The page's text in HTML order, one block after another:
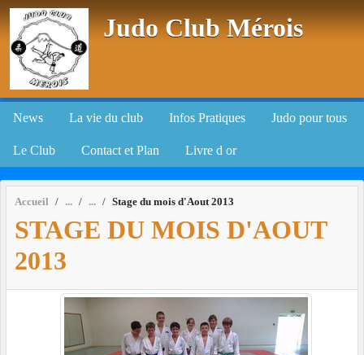
Judo Club Mérois
News La vie du club Infos Pratiques Judo pour tous
Le Club Contact et Plan Livre d or
Accueil Stage du mois d'Aout 2013
STAGE DU MOIS D'AOUT
2013
Panneau de gestion des cookies